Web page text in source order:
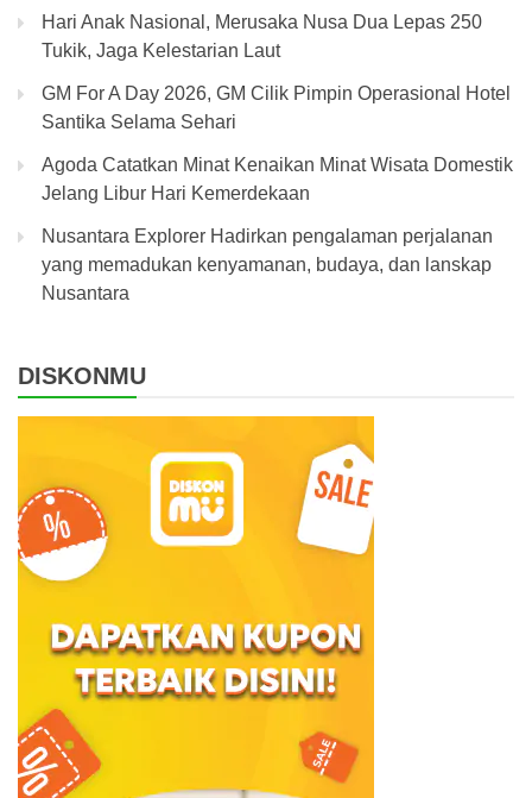
Hari Anak Nasional, Merusaka Nusa Dua Lepas 250
Tukik, Jaga Kelestarian Laut
GM For A Day 2026, GM Cilik Pimpin Operasional Hotel
Santika Selama Sehari
Agoda Catatkan Minat Kenaikan Minat Wisata Domestik
Jelang Libur Hari Kemerdekaan
Nusantara Explorer Hadirkan pengalaman perjalanan
yang memadukan kenyamanan, budaya, dan lanskap
Nusantara
DISKONMU